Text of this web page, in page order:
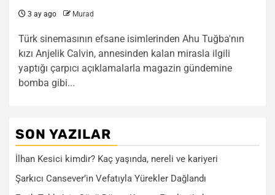
3 ay ago Murad
Türk sinemasının efsane isimlerinden Ahu Tuğba'nın
kızı Anjelik Calvin, annesinden kalan mirasla ilgili
yaptığı çarpıcı açıklamalarla magazin gündemine
bomba gibi...
SON YAZILAR
İlhan Kesici kimdir? Kaç yaşında, nereli ve kariyeri
Şarkıcı Cansever’in Vefatıyla Yürekler Dağlandı